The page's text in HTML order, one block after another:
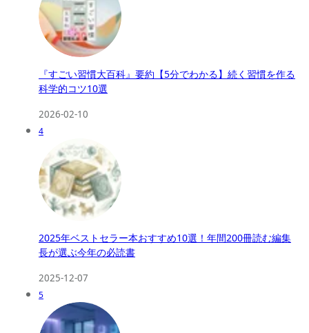
『すごい習慣大百科』要約【5分でわかる】続く習慣を作る
科学的コツ10選
2026-02-10
4
2025年ベストセラー本おすすめ10選！年間200冊読む編集
長が選ぶ今年の必読書
2025-12-07
5